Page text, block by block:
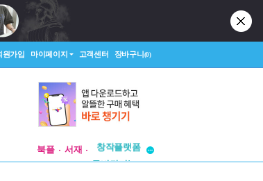
원가입 마이페이지 고객센터 장바구니(0)
북플 서재
투비컨티뉴드